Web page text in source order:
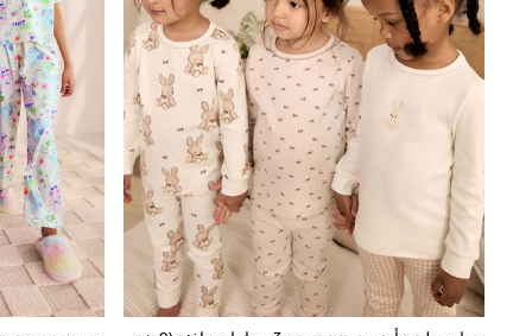
Love & Roses
Mint Velvet
Monsoon
River Island
SCHOOWEAR
All Boys Schoolwear
Polo Shirts
Sweatshirts & Jumpers
Coats & Jackets
Underwear
Socks